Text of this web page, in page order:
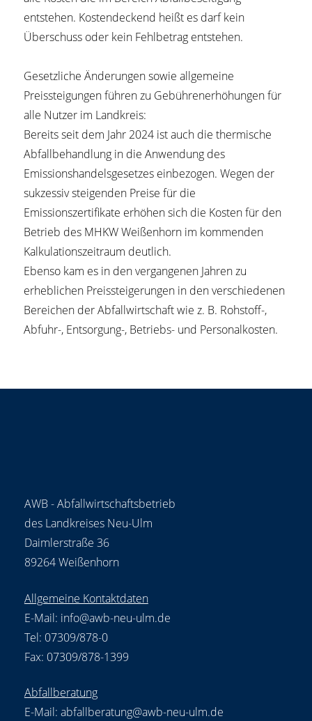
entstehen. Kostendeckend heißt es darf kein
Überschuss oder kein Fehlbetrag entstehen.
Gesetzliche Änderungen sowie allgemeine
Preissteigungen führen zu Gebührenerhöhungen für
alle Nutzer im Landkreis:
Bereits seit dem Jahr 2024 ist auch die thermische
Abfallbehandlung in die Anwendung des
Emissionshandelsgesetzes einbezogen. Wegen der
sukzessiv steigenden Preise für die
Emissionszertifikate erhöhen sich die Kosten für den
Betrieb des MHKW Weißenhorn im kommenden
Kalkulationszeitraum deutlich.
Ebenso kam es in den vergangenen Jahren zu
erheblichen Preissteigerungen in den verschiedenen
Bereichen der Abfallwirtschaft wie z. B. Rohstoff-,
Abfuhr-, Entsorgung-, Betriebs- und Personalkosten.
AWB - Abfallwirtschaftsbetrieb
des Landkreises Neu-Ulm
Daimlerstraße 36
89264 Weißenhorn
Allgemeine Kontaktdaten
E-Mail: info@awb-neu-ulm.de
Tel: 07309/878-0
Fax: 07309/878-1399
Abfallberatung
E-Mail: abfallberatung@awb-neu-ulm.de